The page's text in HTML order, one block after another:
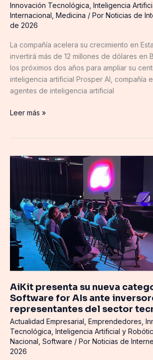
Innovación Tecnológica Inteligencia
Internacional Medicina / Por Noticias de
de 2026
La compañía acelera su crecimiento en
invertirá más de 12 millones de dólares en
los próximos dos años para ampliar su
inteligencia artificial Prosper AI, compañía
agentes de inteligencia artificial
Leer más »
AiKit presenta su nueva
Software for AIs ante
representantes del sector
Actualidad Empresarial Emprendedores
Tecnológica Inteligencia Artificial y
Nacional Software / Por Noticias de
2026
AiKit
categoría
Software
for
AIs
ante
inversores
representantes
del
sector
tecnológico